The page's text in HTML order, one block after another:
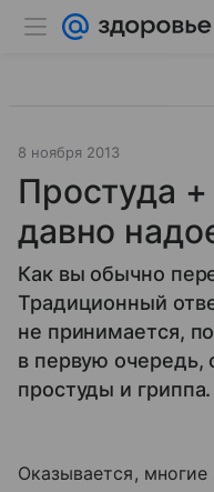
8 ноября 2013
Простуда
давно
Как вы обычно
Традиционный
не принимается,
в первую
простуды и гриппа.
Оказывается,